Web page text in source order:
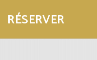
RÉSERVER